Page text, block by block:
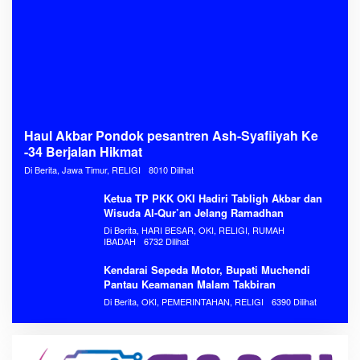
Haul Akbar Pondok pesantren Ash-Syafiiyah Ke
-34 Berjalan Hikmat
Di Berita, Jawa Timur, RELIGI 8010 Dilihat
Ketua TP PKK OKI Hadiri Tabligh Akbar dan
Wisuda Al-Qur’an Jelang Ramadhan
Di Berita, HARI BESAR, OKI, RELIGI, RUMAH
IBADAH
6732 Dilihat
Kendarai Sepeda Motor, Bupati Muchendi
Pantau Keamanan Malam Takbiran
Di Berita, OKI, PEMERINTAHAN, RELIGI 6390 Dilihat